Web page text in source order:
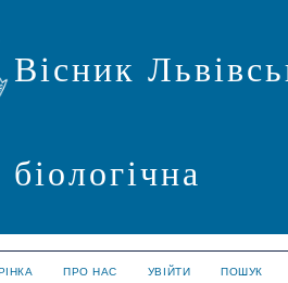
Вісник
біологічна
ПРО НАС УВІЙТИ
ПОШУК